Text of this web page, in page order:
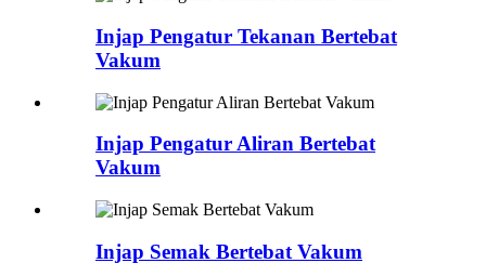
Injap Pengatur Tekanan Bertebat
Vakum
Injap Pengatur Aliran Bertebat
Vakum
Injap Semak Bertebat Vakum